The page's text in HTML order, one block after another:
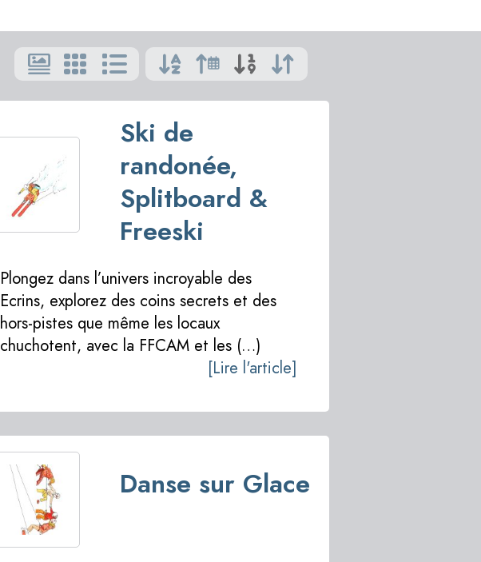
Ski de
randonée,
Splitboard &
Freeski
Plongez dans l’univers incroyable des
Ecrins, explorez des coins secrets et des
hors-pistes que même les locaux
chuchotent, avec la FFCAM et les (…)
[Lire l'article]
Danse sur Glace